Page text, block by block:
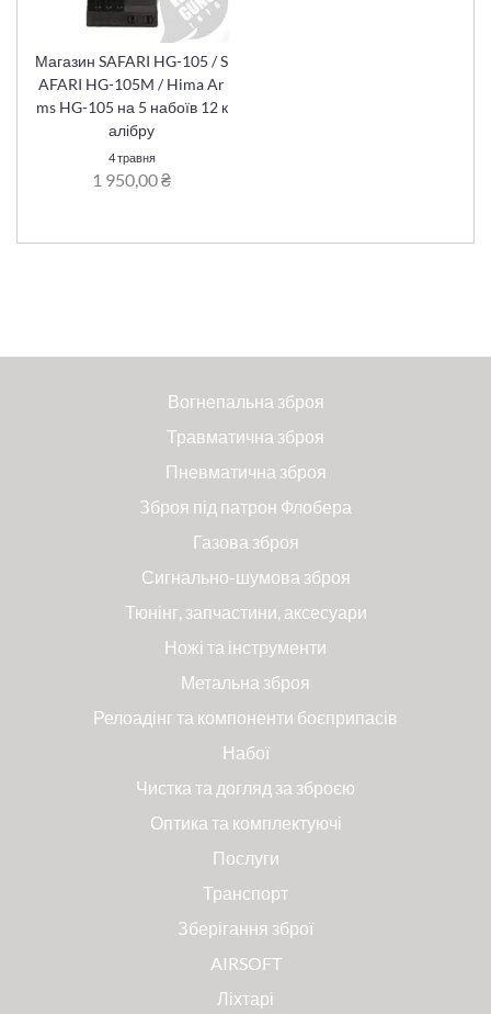
Магазин SAFARI HG-105 / S
AFARI HG-105M / Hima Ar
ms HG-105 на 5 набоїв 12 к
алібру
4 травня
1 950,00 ₴
Вогнепальна зброя
Травматична зброя
Пневматична зброя
Зброя під патрон Флобера
Газова зброя
Сигнально-шумова зброя
Тюнінг, запчастини, аксесуари
Ножі та інструменти
Метальна зброя
Релоадінг та компоненти боєприпасів
Набої
Чистка та догляд за зброєю
Оптика та комплектуючі
Послуги
Транспорт
Зберігання зброї
AIRSOFT
Ліхтарі